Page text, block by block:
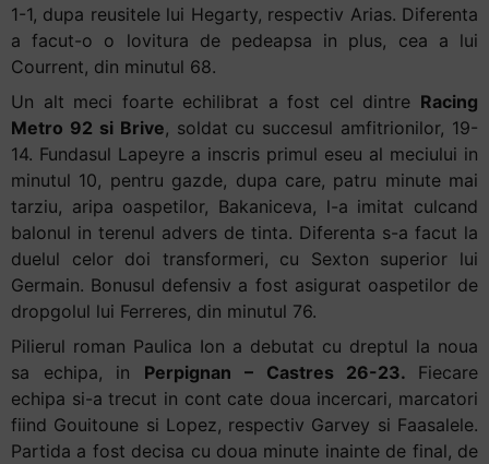
1-1, dupa reusitele lui Hegarty, respectiv Arias. Diferenta
a facut-o o lovitura de pedeapsa in plus, cea a lui
Courrent, din minutul 68.
Un alt meci foarte echilibrat a fost cel dintre Racing
Metro 92 si Brive, soldat cu succesul amfitrionilor, 19-
14. Fundasul Lapeyre a inscris primul eseu al meciului in
minutul 10, pentru gazde, dupa care, patru minute mai
tarziu, aripa oaspetilor, Bakaniceva, l-a imitat culcand
balonul in terenul advers de tinta. Diferenta s-a facut la
duelul celor doi transformeri, cu Sexton superior lui
Germain. Bonusul defensiv a fost asigurat oaspetilor de
dropgolul lui Ferreres, din minutul 76.
Pilierul roman Paulica Ion a debutat cu dreptul la noua
sa echipa, in Perpignan – Castres 26-23. Fiecare
echipa si-a trecut in cont cate doua incercari, marcatori
fiind Gouitoune si Lopez, respectiv Garvey si Faasalele.
Partida a fost decisa cu doua minute inainte de final, de